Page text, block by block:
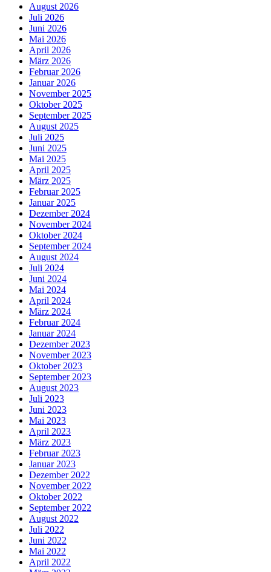
August 2026
Juli 2026
Juni 2026
Mai 2026
April 2026
März 2026
Februar 2026
Januar 2026
November 2025
Oktober 2025
September 2025
August 2025
Juli 2025
Juni 2025
Mai 2025
April 2025
März 2025
Februar 2025
Januar 2025
Dezember 2024
November 2024
Oktober 2024
September 2024
August 2024
Juli 2024
Juni 2024
Mai 2024
April 2024
März 2024
Februar 2024
Januar 2024
Dezember 2023
November 2023
Oktober 2023
September 2023
August 2023
Juli 2023
Juni 2023
Mai 2023
April 2023
März 2023
Februar 2023
Januar 2023
Dezember 2022
November 2022
Oktober 2022
September 2022
August 2022
Juli 2022
Juni 2022
Mai 2022
April 2022